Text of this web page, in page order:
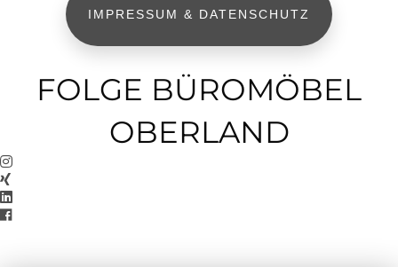
IMPRESSUM & DATENSCHUTZ
FOLGE BÜROMÖBEL
OBERLAND